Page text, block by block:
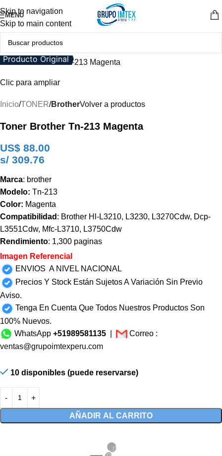
Skip to navigation
Skip to main content
MENÚ
Producto Original
Clic para ampliar
Inicio TONER BrotherVolver a productos
Toner Brother Tn-213 Magenta
US$ 88.00
s/ 309.76
Marca: brother
Modelo: Tn-213
Color: Magenta
Compatibilidad : Brother Hl-L3210, L3230, L3270Cdw, Dcp-
L3551Cdw, Mfc-L3710, L3750Cdw
Rendimiento: 1,300 paginas
Imagen Referencial
ENVIOS A NIVEL NACIONAL
Precios Y Stock Están Sujetos A Variación Sin Previo
Aviso.
Tenga En Cuenta Que Todos Nuestros Productos Son
100% Nuevos.
WhatsApp +51989581135
Correo :
ventas@grupoimtexperu.com
10 disponibles (puede reservarse)
AÑADIR AL CARRITO